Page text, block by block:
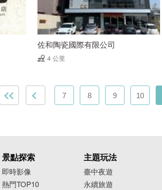
佐和陶瓷國際有限公司
4 公里
7 8 9 10
景點探索
即時影像
熱門TOP10
主題玩法
臺中夜遊
永續旅遊